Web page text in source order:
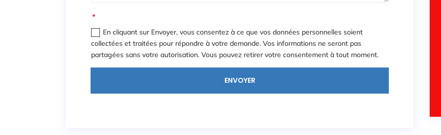
En cliquant sur Envoyer, vous consentez à ce que vos données personnelles soient
collectées et traitées pour répondre à votre demande. Vos informations ne seront pas
partagées sans votre autorisation. Vous pouvez retirer votre consentement à tout moment.
ENVOYER